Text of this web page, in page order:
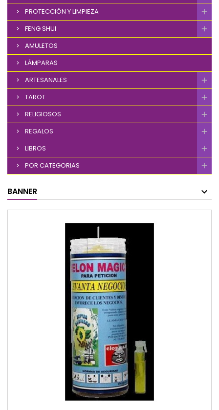
PROTECCIÓN Y LIMPIEZA
FENG SHUI
AMULETOS
LÁMPARAS
ARTESANALES
TAROT
RELIGIOSOS
REGALOS
LIBROS
POR CATEGORIAS
BANNER